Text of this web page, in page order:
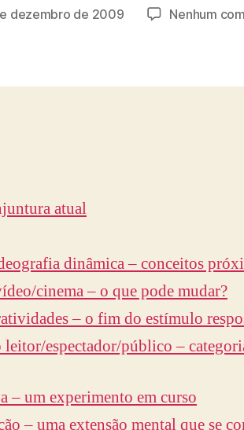
dezembro de 2009 Nenhum
atual
dinâmica – conceitos
cinema – o que pode mudar?
– o fim do estímulo
espectador/público –
– um experimento em curso
– uma extensão mental que se